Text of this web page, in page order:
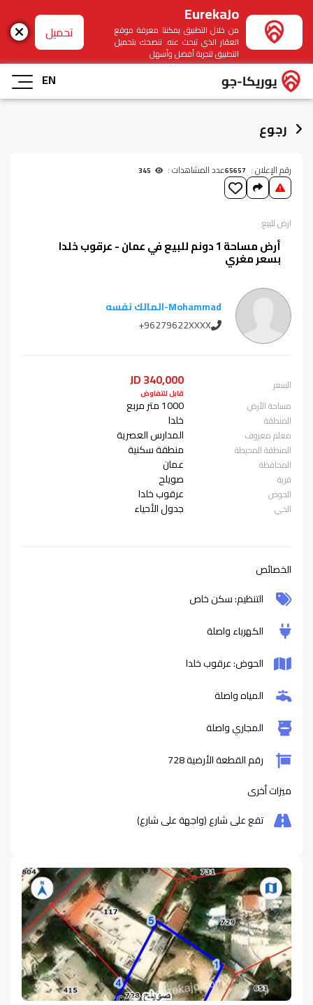
EurekaJo
من خلال التطبيق يمكننا معرفة موقع
العقار الذي تبحث عنه. ننصحك بتحميل
التطبيق لتجربة أفضل وأسهل
تحميل
EN
رجوع
رقم الإعلان : 65657عدد المشاهدات :
ارضللبيع
أرض مساحة 1 دونم للبيع في عمان - عرقوب خلدا
بسعر مغري
Mohammad
-المالك نفسه
+96279622XXXX
السعر 340,000 JD
قابل للتفاوض
مساحة الأرض 1000 متر مربع
المنطقة خلدا
معلم معروف المدارس العصرية
المنطقة المحيطة منطقة سكنية
المحافظة عمان
قرية صويلح
الحوض عرقوب خلدا
الحي جدول الأحياء
الخصائص
التنظيم: سكن خاص
الكهرباء واصلة
الحوض: عرقوب خلدا
المياه واصلة
المجاري واصلة
رقم القطعة الأرضية 728
ميزات أخرى
تقع على شارع (واجهة على شارع)